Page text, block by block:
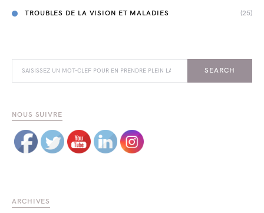
TROUBLES DE LA VISION ET MALADIES (25)
SEARCH
NOUS SUIVRE
ARCHIVES